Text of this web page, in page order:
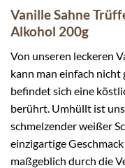
Vanille Sahne
Alkohol 200g
Von unseren leckeren
kann man einfach nicht
befindet sich eine
berührt. Umhüllt ist
schmelzender weißer
einzigartige
maßgeblich durch die